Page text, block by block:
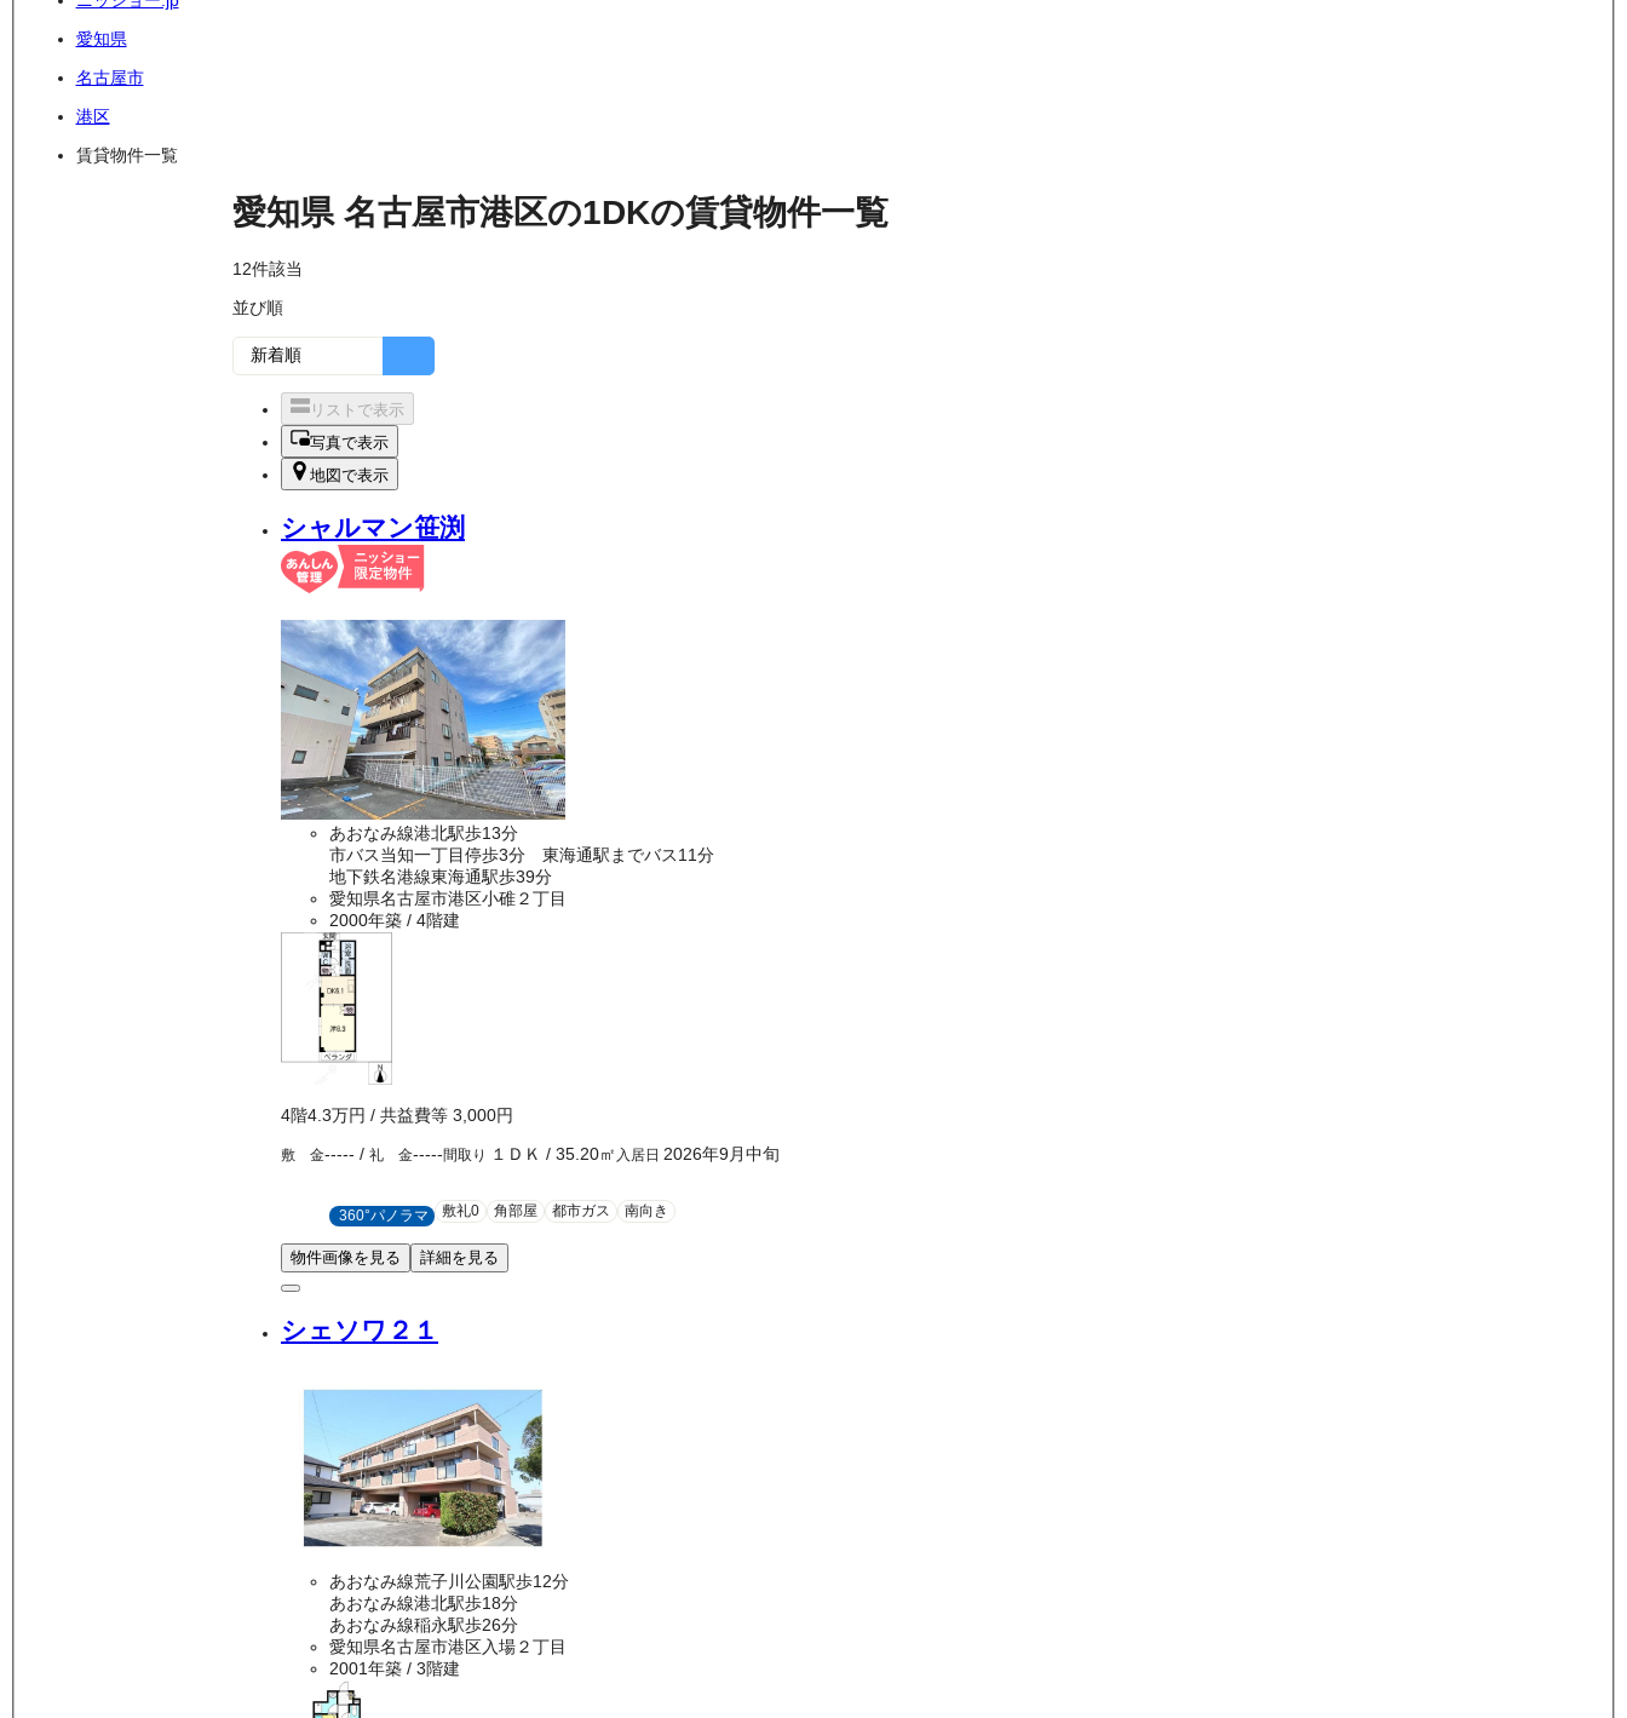
愛知県
名古屋市
港区
賃貸物件一覧
愛知県 名古屋市港区の1DKの賃貸物件一覧
12件該当
並び順
リストで表示
写真で表示
地図で表示
シャルマン笹渕
あおなみ線港北駅歩13分
市バス当知一丁目停歩3分 東海通駅までバス11分
地下鉄名港線東海通駅歩39分
愛知県名古屋市港区小碓２丁目
2000年築 / 4階建
4階4.3万円 / 共益費等 3,000円
敷 金----- / 礼 金-----間取り １ＤＫ / 35.20㎡ 入居日 2026年9月中旬
360°パノラマ 敷礼0 角部屋 都市ガス 南向き
物件画像を見る 詳細を見る
シェソワ２１
あおなみ線荒子川公園駅歩12分
あおなみ線港北駅歩18分
あおなみ線稲永駅歩26分
愛知県名古屋市港区入場２丁目
2001年築 / 3階建